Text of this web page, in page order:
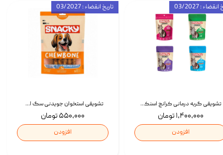
تشویقی استخوان جویدنی سگ اسنکی کرانچی با طعم مرغ Snacky Crunchy Munchy وزن 100 گرم
۵۵۰,۰۰۰ تومان
افزودن
تاریخ انقضاء : 03/2027
تشویقی گربه درمانی کرانچ اسنکی با طعم میکس Snacky Crunch Cat Treats وزن 60 گرم بسته 4 عددی
۱,۴۰۰,۰۰۰ تومان
افزودن
: 03/2027